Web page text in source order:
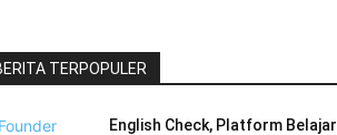
TERPOPULER
English Check, Platform Belajar